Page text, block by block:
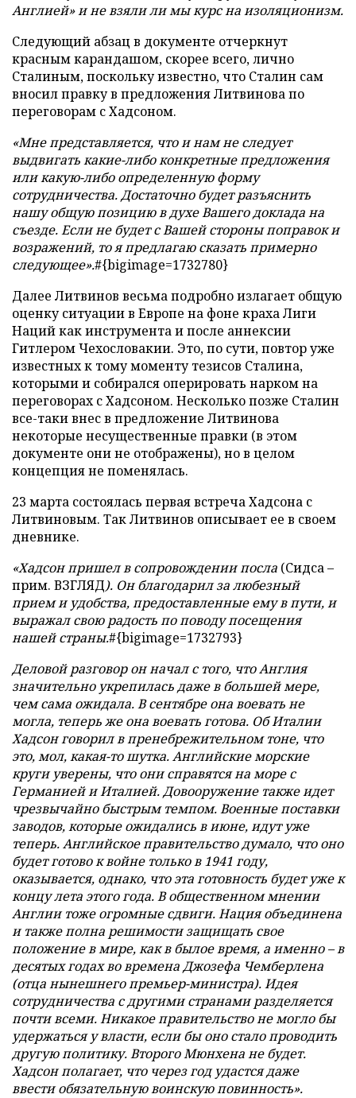
Англией» и не взяли ли мы курс на изоляционизм.
Следующий абзац в документе отчеркнут
красным карандашом, скорее всего, лично
Сталиным, поскольку известно, что Сталин сам
вносил правку в предложения Литвинова по
переговорам с Хадсоном.
«Мне представляется, что и нам не следует
выдвигать какие-либо конкретные предложения
или какую-либо определенную форму
сотрудничества. Достаточно будет разъяснить
нашу общую позицию в духе Вашего доклада на
съезде. Если не будет с Вашей стороны поправок и
возражений, то я предлагаю сказать примерно
следующее».#{bigimage=1732780}
Далее Литвинов весьма подробно излагает общую
оценку ситуации в Европе на фоне краха Лиги
Наций как инструмента и после аннексии
Гитлером Чехословакии. Это, по сути, повтор уже
известных к тому моменту тезисов Сталина,
которыми и собирался оперировать нарком на
переговорах с Хадсоном. Несколько позже Сталин
все-таки внес в предложение Литвинова
некоторые несущественные правки (в этом
документе они не отображены), но в целом
концепция не поменялась.
23 марта состоялась первая встреча Хадсона с
Литвиновым. Так Литвинов описывает ее в своем
дневнике.
«Хадсон пришел в сопровождении посла (Сидса –
прим. ВЗГЛЯД). Он благодарил за любезный
прием и удобства, предоставленные ему в пути, и
выражал свою радость по поводу посещения
нашей страны.#{bigimage=1732793}
Деловой разговор он начал с того, что Англия
значительно укрепилась даже в большей мере,
чем сама ожидала. В сентябре она воевать не
могла, теперь же она воевать готова. Об Италии
Хадсон говорил в пренебрежительном тоне, что
это, мол, какая-то шутка. Английские морские
круги уверены, что они справятся на море с
Германией и Италией. Довооружение также идет
чрезвычайно быстрым темпом. Военные поставки
заводов, которые ожидались в июне, идут уже
теперь. Английское правительство думало, что оно
будет готово к войне только в 1941 году,
оказывается, однако, что эта готовность будет уже к
концу лета этого года. В общественном мнении
Англии тоже огромные сдвиги. Нация объединена
и также полна решимости защищать свое
положение в мире, как в былое время, а именно – в
десятых годах во времена Джозефа Чемберлена
(отца нынешнего премьер-министра). Идея
сотрудничества с другими странами разделяется
почти всеми. Никакое правительство не могло бы
удержаться у власти, если бы оно стало проводить
другую политику. Второго Мюнхена не будет.
Хадсон полагает, что через год удастся даже
ввести обязательную воинскую повинность».